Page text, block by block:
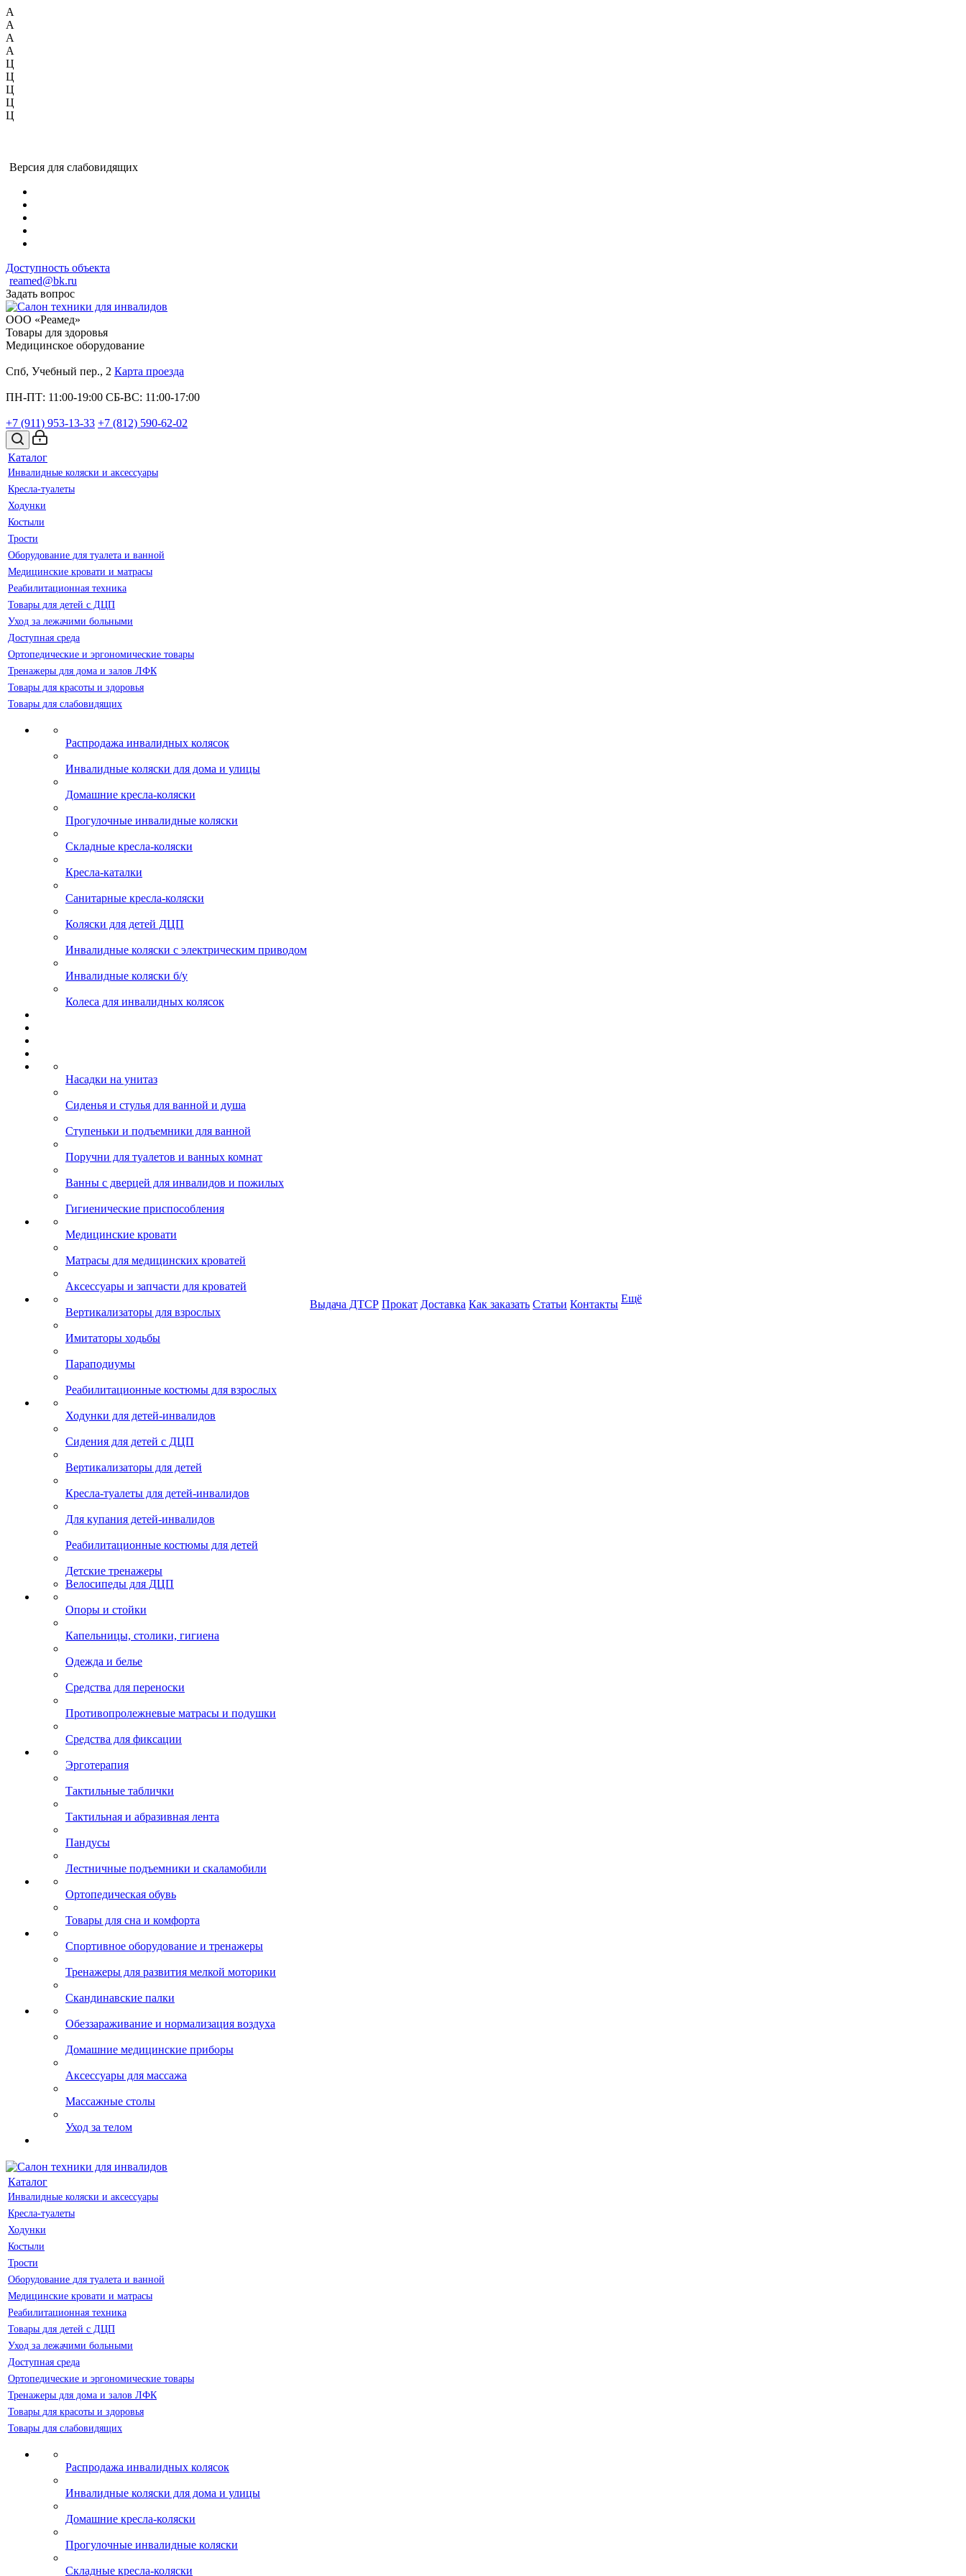
А
А
А
А
Ц
Ц
Ц
Ц
Ц
Версия для слабовидящих
Доступность объекта
reamed@bk.ru
Задать вопрос
ООО «Реамед»
Товары для здоровья
Медицинское оборудование
Спб, Учебный пер., 2 Карта проезда
ПН-ПТ: 11:00-19:00 СБ-ВС: 11:00-17:00
+7 (911) 953-13-33 +7 (812) 590-62-02
Каталог
Инвалидные коляски и аксессуары
Кресла-туалеты
Ходунки
Костыли
Трости
Оборудование для туалета и ванной
Медицинские кровати и матрасы
Реабилитационная техника
Товары для детей с ДЦП
Уход за лежачими больными
Доступная среда
Ортопедические и эргономические товары
Тренажеры для дома и залов ЛФК
Товары для красоты и здоровья
Товары для слабовидящих
Распродажа инвалидных колясок
Инвалидные коляски для дома и улицы
Домашние кресла-коляски
Прогулочные инвалидные коляски
Складные кресла-коляски
Кресла-каталки
Санитарные кресла-коляски
Коляски для детей ДЦП
Инвалидные коляски с электрическим приводом
Инвалидные коляски б/у
Колеса для инвалидных колясок
Насадки на унитаз
Сиденья и стулья для ванной и душа
Ступеньки и подъемники для ванной
Поручни для туалетов и ванных комнат
Ванны с дверцей для инвалидов и пожилых
Гигиенические приспособления
Медицинские кровати
Матрасы для медицинских кроватей
Аксессуары и запчасти для кроватей
Вертикализаторы для взрослых
Имитаторы ходьбы
Параподиумы
Реабилитационные костюмы для взрослых
Ходунки для детей-инвалидов
Сидения для детей с ДЦП
Вертикализаторы для детей
Кресла-туалеты для детей-инвалидов
Для купания детей-инвалидов
Реабилитационные костюмы для детей
Детские тренажеры
Велосипеды для ДЦП
Опоры и стойки
Капельницы, столики, гигиена
Одежда и белье
Средства для переноски
Противопролежневые матрасы и подушки
Средства для фиксации
Эрготерапия
Тактильные таблички
Тактильная и абразивная лента
Пандусы
Лестничные подъемники и скаламобили
Ортопедическая обувь
Товары для сна и комфорта
Спортивное оборудование и тренажеры
Тренажеры для развития мелкой моторики
Скандинавские палки
Обеззараживание и нормализация воздуха
Домашние медицинские приборы
Аксессуары для массажа
Массажные столы
Уход за телом
Выдача ДТСР Прокат Доставка Как заказать Статьи Контакты Ещё
Каталог
Инвалидные коляски и аксессуары
Кресла-туалеты
Ходунки
Костыли
Трости
Оборудование для туалета и ванной
Медицинские кровати и матрасы
Реабилитационная техника
Товары для детей с ДЦП
Уход за лежачими больными
Доступная среда
Ортопедические и эргономические товары
Тренажеры для дома и залов ЛФК
Товары для красоты и здоровья
Товары для слабовидящих
Распродажа инвалидных колясок
Инвалидные коляски для дома и улицы
Домашние кресла-коляски
Прогулочные инвалидные коляски
Складные кресла-коляски